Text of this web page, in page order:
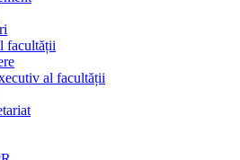
facultății
al facultății